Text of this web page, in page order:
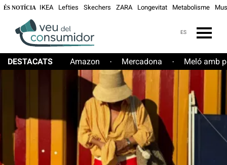
ÉS NOTÍCIA IKEA Lefties Skechers ZARA Longevitat Metabolisme
ES
DESTACATS Amazon · Mercadona · Meló amb